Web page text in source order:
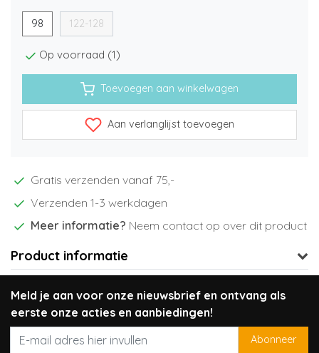
98 122-128
Op voorraad (1)
Toevoegen aan winkelwagen
Aan verlanglijst toevoegen
Gratis verzenden vanaf 75,-
Verzenden 1-3 werkdagen
Meer informatie? Neem contact op over dit product
Product informatie
Meld je aan voor onze nieuwsbrief en ontvang als
eerste onze acties en aanbiedingen!
Abonneer